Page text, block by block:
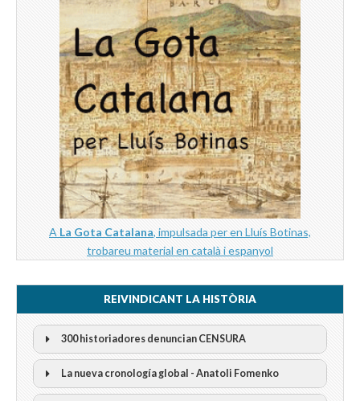
A La Gota Catalana, impulsada per en Lluís Botinas,
trobareu material en català i espanyol
REIVINDICANT LA HISTÒRIA
300 historiadores denuncian CENSURA
La nueva cronología global - Anatoli Fomenko